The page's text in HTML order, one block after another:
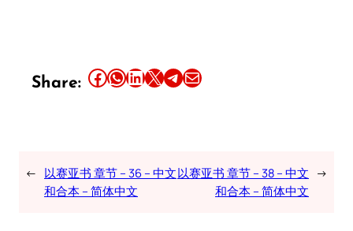
Share: Share this article on Facebook Share this article on WhatsApp Share this article on LinkedIn Share this article on X Share this article on TelegramEmail this Article
← 以赛亚书 章节 – 36 – 中文
和合本 – 简体中文
以赛亚书 章节 – 38 – 中文
和合本 – 简体中文
→